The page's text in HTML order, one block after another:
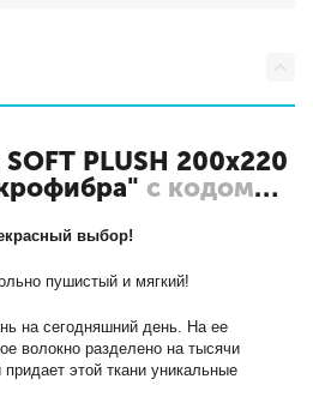
PLUSH 200х220
с кодом
выбор!
пушистый и мягкий!
на сегодняшний день. На ее
волокно разделено на тысячи
этой ткани уникальные